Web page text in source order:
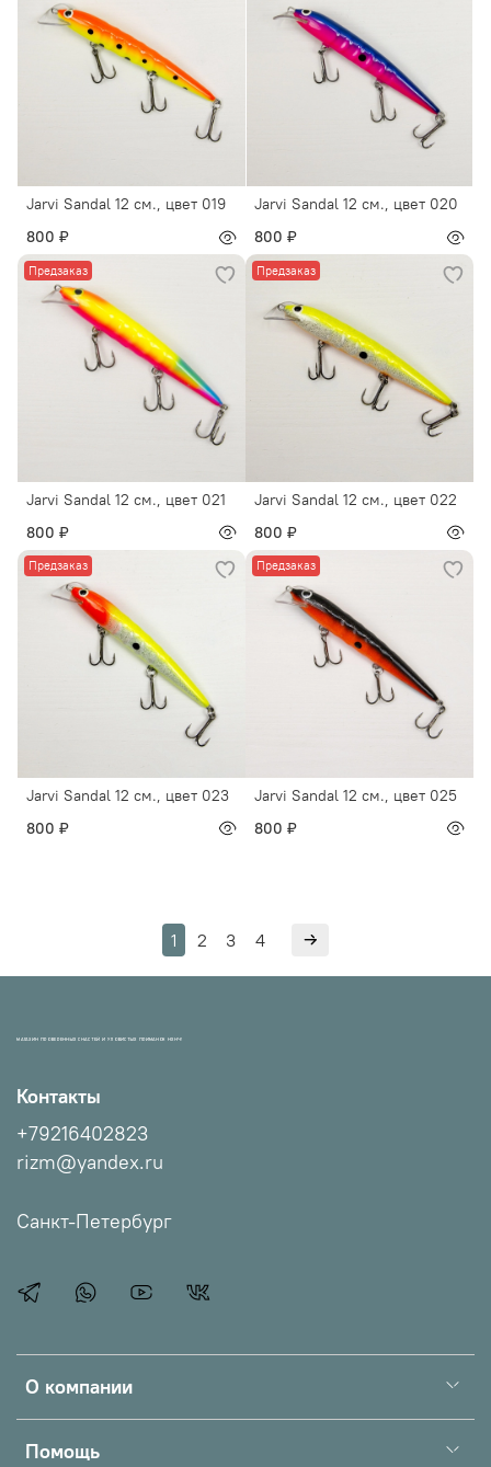
Jarvi Sandal 12 см., цвет 019
800 ₽
Jarvi Sandal 12 см., цвет 020
800 ₽
Предзаказ
Jarvi Sandal 12 см., цвет 021
800 ₽
Предзаказ
Jarvi Sandal 12 см., цвет 022
800 ₽
Предзаказ
Jarvi Sandal 12 см., цвет 023
800 ₽
Предзаказ
Jarvi Sandal 12 см., цвет 025
800 ₽
1 2 3 4
МАГАЗИН ПРОВЕРЕННЫХ СНАСТЕЙ И УЛОВИСТЫХ ПРИМАНОК НХНЧ!
О компании
Помощь
Контакты
+79216402823
rizm@yandex.ru
Санкт-Петербург